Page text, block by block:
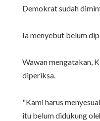
Demokrat sudah
Ia menyebut belum
Wawan mengatakan,
diperiksa.
"Kami harus
itu belum didukung